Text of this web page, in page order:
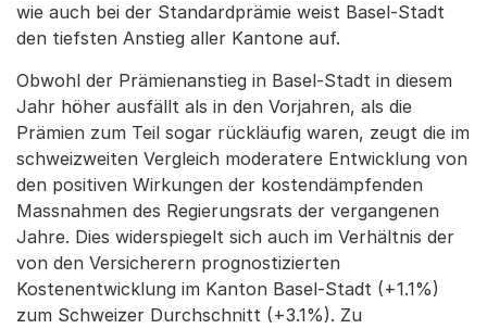
wie auch bei der Standardprämie weist Basel-Stadt
den tiefsten Anstieg aller Kantone auf.
Obwohl der Prämienanstieg in Basel-Stadt in diesem
Jahr höher ausfällt als in den Vorjahren, als die
Prämien zum Teil sogar rückläufig waren, zeugt die im
schweizweiten Vergleich moderatere Entwicklung von
den positiven Wirkungen der kostendämpfenden
Massnahmen des Regierungsrats der vergangenen
Jahre. Dies widerspiegelt sich auch im Verhältnis der
von den Versicherern prognostizierten
Kostenentwicklung im Kanton Basel-Stadt (+1.1%)
zum Schweizer Durchschnitt (+3.1%). Zu